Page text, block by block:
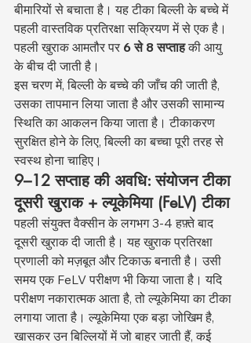
बीमारियों से बचाता है। यह टीका बिल्ली के बच्चे में
पहली वास्तविक प्रतिरक्षा सक्रियण में से एक है।
पहली खुराक आमतौर पर 6 से 8 सप्ताह की आयु
के बीच दी जाती है।
इस चरण में, बिल्ली के बच्चे की जाँच की जाती है,
उसका तापमान लिया जाता है और उसकी सामान्य
स्थिति का आकलन किया जाता है। टीकाकरण
सुरक्षित होने के लिए, बिल्ली का बच्चा पूरी तरह से
स्वस्थ होना चाहिए।
9–12 सप्ताह की अवधि: संयोजन टीका
दूसरी खुराक + ल्यूकेमिया (FeLV) टीका
पहली संयुक्त वैक्सीन के लगभग 3-4 हफ़्ते बाद
दूसरी खुराक दी जाती है। यह खुराक प्रतिरक्षा
प्रणाली को मज़बूत और टिकाऊ बनाती है। उसी
समय एक FeLV परीक्षण भी किया जाता है। यदि
परीक्षण नकारात्मक आता है, तो ल्यूकेमिया का टीका
लगाया जाता है। ल्यूकेमिया एक बड़ा जोखिम है,
खासकर उन बिल्लियों में जो बाहर जाती हैं, कई